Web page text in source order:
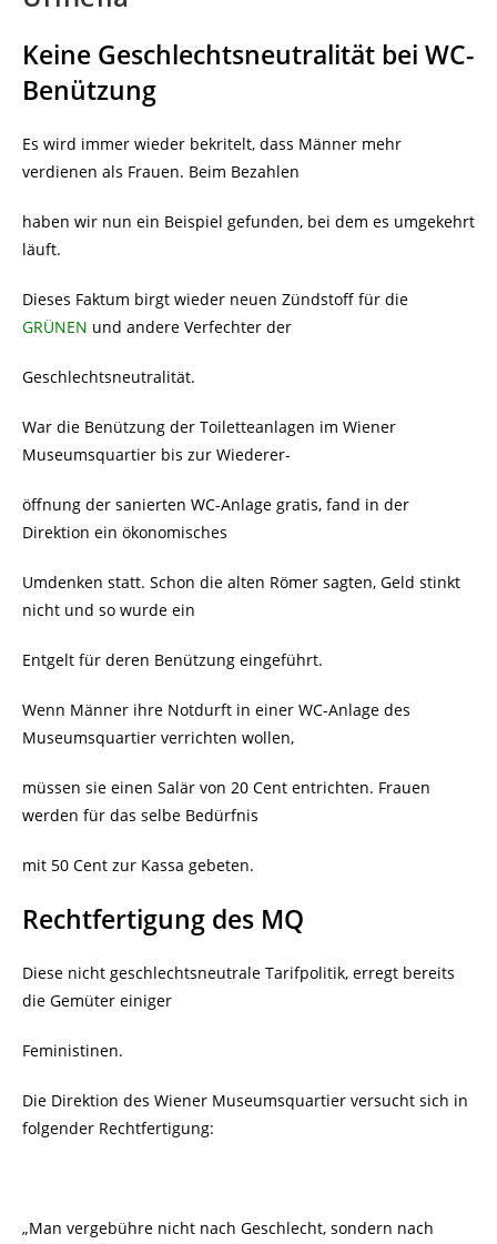
Keine Geschlechtsneutralität bei WC-
Benützung
Es wird immer wieder bekritelt, dass Männer mehr
verdienen als Frauen. Beim Bezahlen
haben wir nun ein Beispiel gefunden, bei dem es umgekehrt
läuft.
Dieses Faktum birgt wieder neuen Zündstoff für die
GRÜNEN und andere Verfechter der
Geschlechtsneutralität.
War die Benützung der Toiletteanlagen im Wiener
Museumsquartier bis zur Wiederer-
öffnung der sanierten WC-Anlage gratis, fand in der
Direktion ein ökonomisches
Umdenken statt. Schon die alten Römer sagten, Geld stinkt
nicht und so wurde ein
Entgelt für deren Benützung eingeführt.
Wenn Männer ihre Notdurft in einer WC-Anlage des
Museumsquartier verrichten wollen,
müssen sie einen Salär von 20 Cent entrichten. Frauen
werden für das selbe Bedürfnis
mit 50 Cent zur Kassa gebeten.
Rechtfertigung des MQ
Diese nicht geschlechtsneutrale Tarifpolitik, erregt bereits
die Gemüter einiger
Feministinen.
Die Direktion des Wiener Museumsquartier versucht sich in
folgender Rechtfertigung:
„Man vergebühre nicht nach Geschlecht, sondern nach